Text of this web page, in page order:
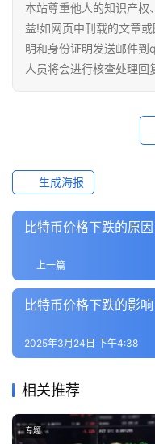
本站尊重他人的知识产权
益!如网页中刊载的文章
明和身份证明发送邮件
人员将会进行核查处理回
生成海报
比特币价格下跌的原因
上一篇
比特币价格下跌的影
2025年3月24日 下午4:38
相关推荐
专题